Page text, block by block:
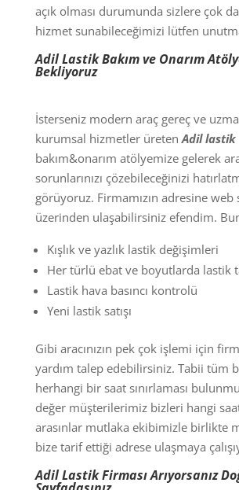
açık olması durumunda sizlere çok
hizmet sunabileceğimizi lütfen
Adil Lastik Bakım ve Onarım
Bekliyoruz
İsterseniz modern araç gereç ve
kurumsal hizmetler üretenAdil lastik
bakım&onarım atölyemize gelerek
sorunlarınızı çözebileceğinizi
görüyoruz. Firmamızın adresine web
üzerinden ulaşabilirsiniz efendim.
Kışlık ve yazlık lastik değişimleri
Her türlü ebat ve boyutlarda lastik
Lastik hava basıncı kontrolü
Yeni lastik satışı
Gibi aracınızın pek çok işlemi için
yardım talep edebilirsiniz. Tabii tüm
herhangi bir saat sınırlaması
değer müşterilerimiz bizleri hangi
arasınlar mutlaka ekibimizle birlikte
bize tarif ettiği adrese ulaşmaya
Adil Lastik Firması Arıyorsanız